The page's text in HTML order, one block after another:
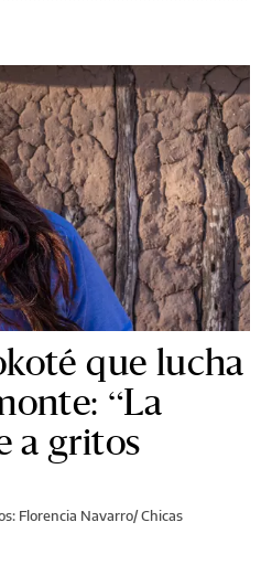
que lucha
“La
a gritos
Florencia Navarro/ Chicas